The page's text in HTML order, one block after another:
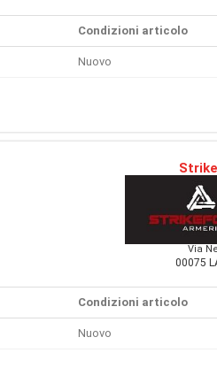
Condizioni articolo
Nuovo
Via
00075
Condizioni articolo
Nuovo